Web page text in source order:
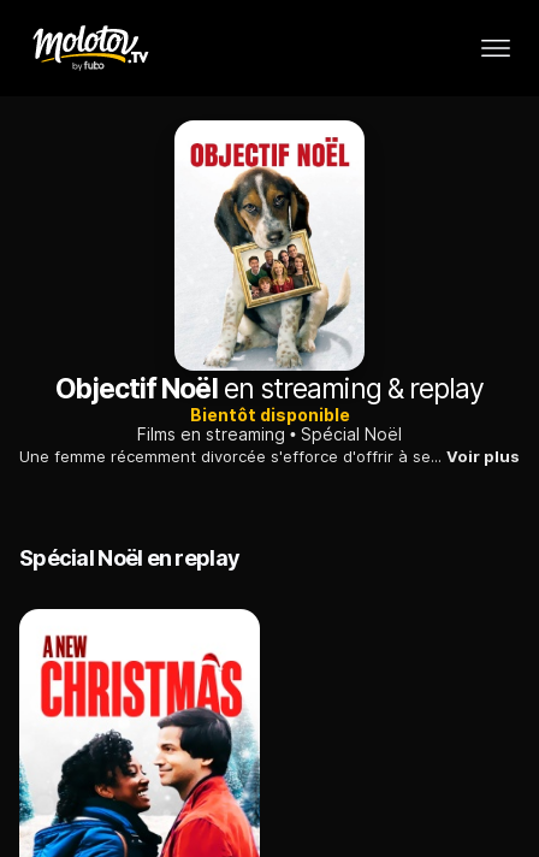
Objectif Noëlen streaming & replay
Bientôt disponible
Films en streaming
Spécial Noël
Une femme récemment divorcée s'efforce d'offrir à ses deux enfants de parfaites fêtes de Noël, en l'absence de leur père : un défi à part entière. Voir plus
Spécial Noël en replay